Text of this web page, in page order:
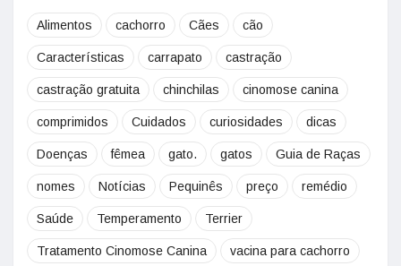
Alimentos cachorro Cães cão
Características carrapato castração
castração gratuita chinchilas cinomose canina
comprimidos Cuidados curiosidades dicas
Doenças fêmea gato. gatos Guia de Raças
nomes Notícias Pequinês preço remédio
Saúde Temperamento Terrier
Tratamento Cinomose Canina vacina para cachorro